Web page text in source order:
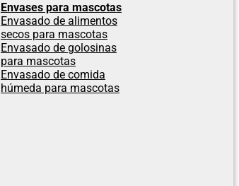
Envases para mascotas
Envasado de alimentos
secos para mascotas
Envasado de golosinas
para mascotas
Envasado de comida
húmeda para mascotas